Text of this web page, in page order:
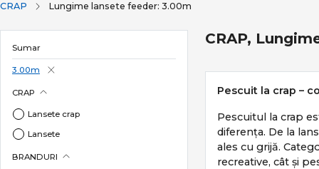
CRAP Lungime lansete feeder: 3.00m
Sumar
3.00m
CRAP
Lansete crap
Lansete
BRANDURI
CRAP,
Pescuit la crap –
Pescuitul la crap
diferența. De la
ales cu grijă.
recreative, cât și